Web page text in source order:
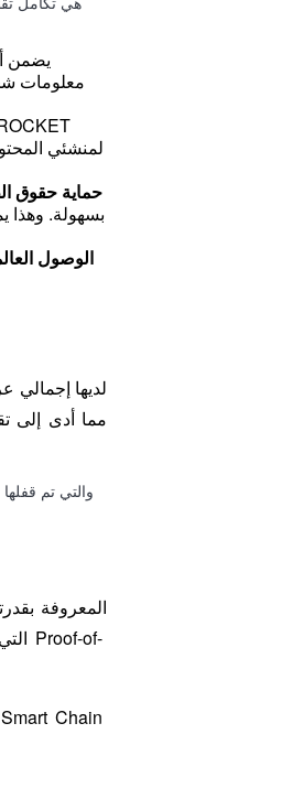
حماية حقوق
الوصول